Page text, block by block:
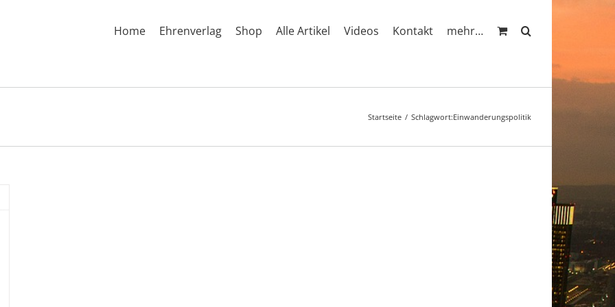
Home Ehrenverlag Shop Alle Artikel Videos Kontakt mehr…
Startseite Schlagwort:Einwanderungspolitik